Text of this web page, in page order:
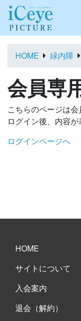
HOME 緑内障
会員専
こちらのページは会
ログイン後、内容が
ログインページへ
HOME
サイトについて
入会案内
退会（解約）